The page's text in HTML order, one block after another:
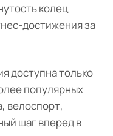
колец
достижения за
доступна только
популярных
велоспорт,
шаг вперед в